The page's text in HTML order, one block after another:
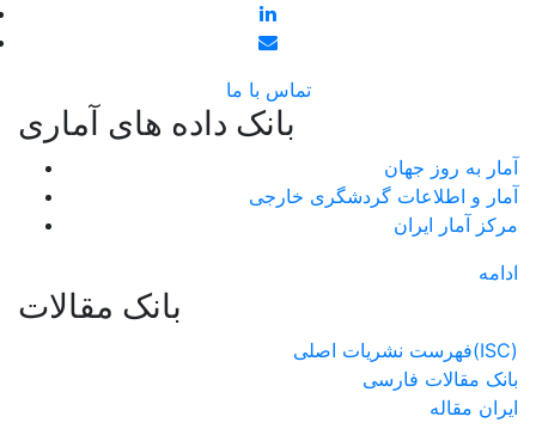
تماس با ما
بانک داده های آماری
آمار به روز جهان
آمار و اطلاعات گردشگری خارجی
مرکز آمار ایران
ادامه
بانک مقالات
فهرست نشریات اصلی(ISC)
بانک مقالات فارسی
ایران مقاله